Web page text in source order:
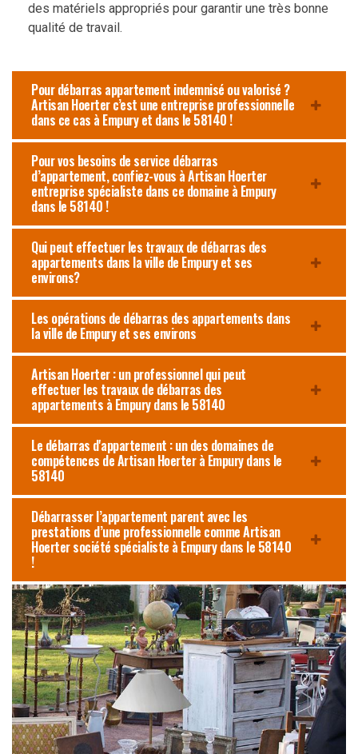
des matériels appropriés pour garantir une très bonne
qualité de travail.
Pour débarras appartement indemnisé ou valorisé ?
Artisan Hoerter c’est une entreprise professionnelle
dans ce cas à Empury et dans le 58140 !
Pour vos besoins de service débarras
d’appartement, confiez-vous à Artisan Hoerter
entreprise spécialiste dans ce domaine à Empury
dans le 58140 !
Qui peut effectuer les travaux de débarras des
appartements dans la ville de Empury et ses
environs?
Les opérations de débarras des appartements dans
la ville de Empury et ses environs
Artisan Hoerter : un professionnel qui peut
effectuer les travaux de débarras des
appartements à Empury dans le 58140
Le débarras d'appartement : un des domaines de
compétences de Artisan Hoerter à Empury dans le
58140
Débarrasser l’appartement parent avec les
prestations d’une professionnelle comme Artisan
Hoerter société spécialiste à Empury dans le 58140
!